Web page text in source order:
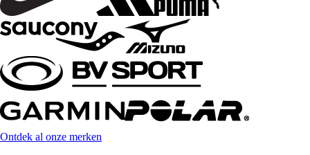
Ontdek al onze merken